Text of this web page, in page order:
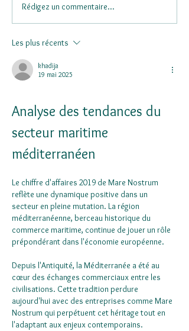
Flash Dolfines - Résultats
2025
Rédigez un commentaire...
Les plus récents
khadija
19 mai 2025
Analyse des tendances du
secteur maritime
méditerranéen
Le chiffre d'affaires 2019 de Mare Nostrum
reflète une dynamique positive dans un
secteur en pleine mutation. La région
méditerranéenne, berceau historique du
commerce maritime, continue de jouer un rôle
prépondérant dans l'économie européenne.
Depuis l'Antiquité, la Méditerranée a été au
cœur des échanges commerciaux entre les
civilisations. Cette tradition perdure
aujourd'hui avec des entreprises comme Mare
Nostrum qui perpétuent cet héritage tout en
l'adaptant aux enjeux contemporains.